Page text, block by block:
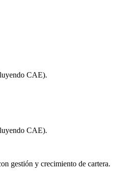
CAE).
CAE).
gestión y crecimiento de cartera.